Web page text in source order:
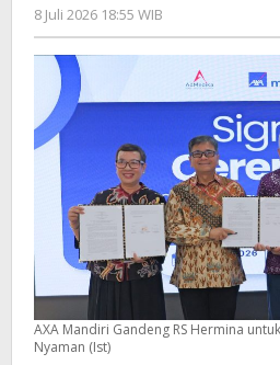
Skema
Biaya
Pasti
untuk
Nasabah
8 Juli 2026 18:55 WIB
Imam
WD
AXA Mandiri Gandeng RS Hermina
Nyaman (Ist)